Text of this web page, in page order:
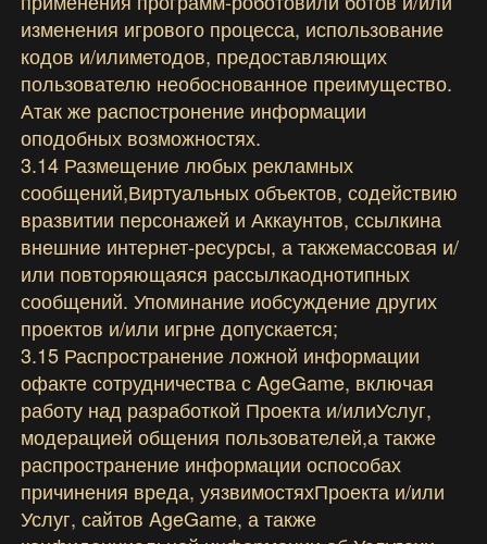
изменения игрового процесса, использование
кодов и/илиметодов, предоставляющих
пользователю необоснованное преимущество.
Атак же распостронение информации
оподобных возможностях.
3.14 Размещение любых рекламных
сообщений,Виртуальных объектов, содействию
вразвитии персонажей и Аккаунтов, ссылкина
внешние интернет-ресурсы, а такжемассовая и/
или повторяющаяся рассылкаоднотипных
сообщений. Упоминание иобсуждение других
проектов и/или игрне допускается;
3.15 Распространение ложной информации
офакте сотрудничества с AgeGame, включая
работу над разработкой Проекта и/илиУслуг,
модерацией общения пользователей,а также
распространение информации оспособах
причинения вреда, уязвимостяхПроекта и/или
Услуг, сайтов AgeGame, а также